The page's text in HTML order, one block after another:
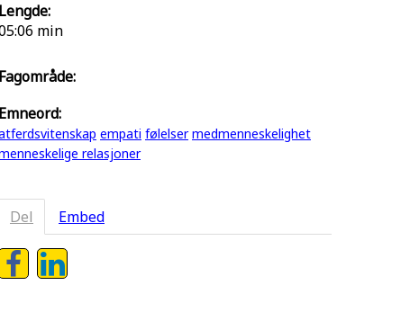
Lengde:
min
Fagområde:
Emneord:
empati følelser medmenneskelighet
relasjoner
Del Embed